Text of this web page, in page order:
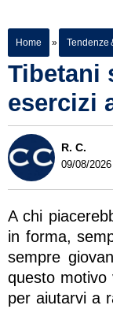
Home » Tendenze
Tibetani
esercizi
R. C.
09/08/2026
A chi
in forma,
sempre
questo motivo
per aiutarvi a